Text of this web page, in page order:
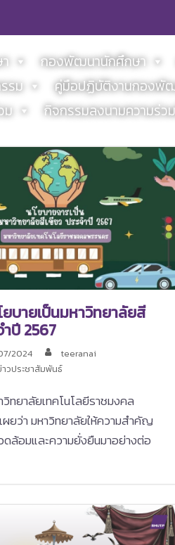
กองพัฒนานักศึกษา
รม คู่มือปฏิบัติงานกองพั
ม
กิจกรรมลงนามความร่ว
ยบายเป็นมหาวิทยาลัยสี
ำปี 2567
2024
teeranai
วประชาสัมพันธ์
ทยาลัยเทคโนโลยีราชมงคล
ผยว่า มหาวิทยาลัยให้ความสำคัญ
ล้อมและความยั่งยืนมาอย่างต่อ